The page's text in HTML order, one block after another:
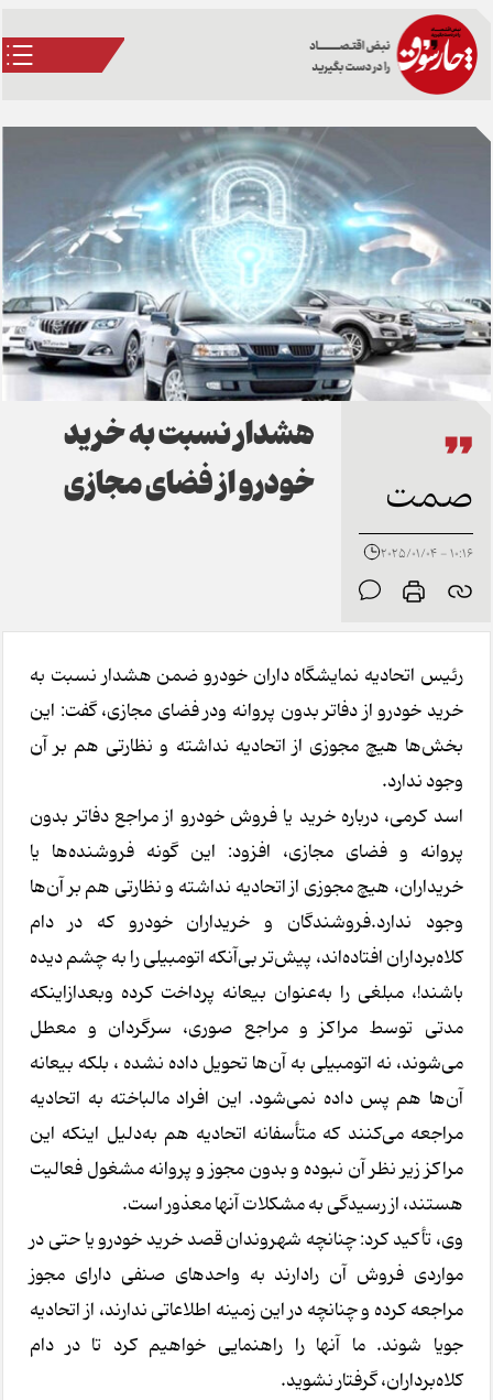
صمت
10:16 - 2025/01/04
هشدار نسبت به خرید
خودرو از فضای مجازی
رئیس اتحادیه نمایشگاه داران خودرو ضمن هشدار نسبت به
خرید خودرو از دفاتر بدون پروانه ودر فضای مجازی، گفت: این
بخش‌ها هیچ مجوزی از اتحادیه نداشته و نظارتی هم بر آن‌
وجود ندارد.
اسد کرمی، درباره خرید یا فروش خودرو از مراجع دفاتر بدون
پروانه و فضای مجازی، افزود: این گونه فروشنده‌ها یا
خریداران، هیچ مجوزی از اتحادیه نداشته و نظارتی هم بر آن‌ها
وجود ندارد.فروشندگان و خریداران خودرو که در دام
کلاه‌برداران افتاده‌اند، پیش‌تر بی‌آنکه اتومبیلی را به چشم دیده
باشند!، مبلغی را به‌عنوان بیعانه پرداخت کرده وبعدازاینکه
مدتی توسط مراکز و مراجع صوری، سرگردان و معطل
می‌شوند، نه اتومبیلی به آن‌ها تحویل داده نشده ، بلکه بیعانه
آن‌ها هم پس داده نمی‌شود. این افراد مالباخته به اتحادیه
مراجعه می‌کنند که متأسفانه اتحادیه هم به‌دلیل اینکه این
مراکز زیر نظر آن نبوده و بدون مجوز و پروانه مشغول فعالیت
هستند، از رسیدگی به مشکلات آنها معذور است.
وی، تأکید کرد: چنانچه شهروندان قصد خرید خودرو یا حتی در
مواردی فروش آن رادارند به واحدهای صنفی دارای مجوز
مراجعه کرده و چنانچه در این زمینه اطلاعاتی ندارند، از اتحادیه
جویا شوند. ما آنها را راهنمایی خواهیم کرد تا در دام
کلاه‌برداران، گرفتار نشوید.